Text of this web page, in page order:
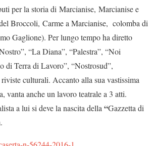
per la storia di Marcianise, Marcianise e
Broccoli, Carme a Marcianise, colomba di
Gaglione). Per lungo tempo ha diretto
“La Diana”, “Palestra”, “Noi
di Terra di Lavoro”, “Nostrosud”,
culturali. Accanto alla sua vastissima
vanta anche un lavoro teatrale a 3 atti.
a lui si deve la nascita della “Gazzetta di